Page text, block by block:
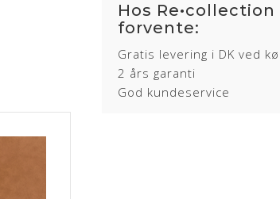
Anilin læder er en eksklusiv
anvendt. Anilin læder har ingen
Hos
forvente:
Gratis levering i DK ved
2 års garanti
God kundeservice